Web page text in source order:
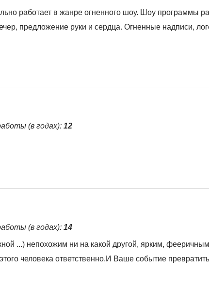
работает в жанре огненного шоу. Шоу программы
предложение руки и сердца. Огненные надписи,
(в годах): 12
(в годах): 14
...) непохожим ни на какой другой, ярким,
человека ответственно.И Ваше событие